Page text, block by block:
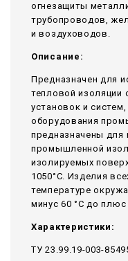
огнезащиты
трубопроводов,
и воздуховодов.
Описание:
Предназначен для
тепловой изоляции
установок и
оборудования
предназначены для
промышленной
изолируемых
1050°С. Изделия
температуре
минус 60 °С до плюс
Характеристики:
ТУ 23.99.19-003-